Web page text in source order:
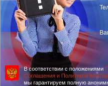
В соответствии с положениями
Соглашения и Политикой
мы гарантируем полную